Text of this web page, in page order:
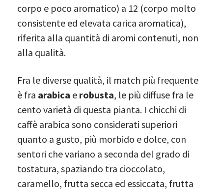
corpo e poco aromatico) a 12 (corpo molto
consistente ed elevata carica aromatica),
riferita alla quantità di aromi contenuti, non
alla qualità.
Fra le diverse qualità, il match più frequente
è fra arabica e robusta, le più diffuse fra le
cento varietà di questa pianta. I chicchi di
caffè arabica sono considerati superiori
quanto a gusto, più morbido e dolce, con
sentori che variano a seconda del grado di
tostatura, spaziando tra cioccolato,
caramello, frutta secca ed essiccata, frutta